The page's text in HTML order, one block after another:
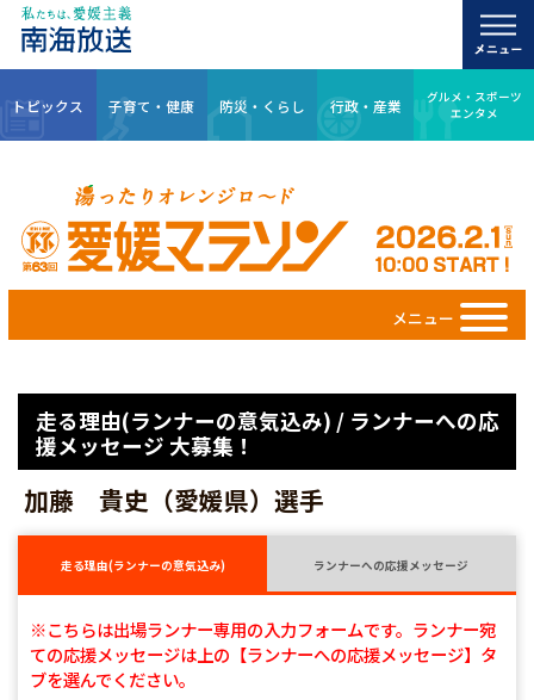
トピックス 子育て・健康 防災・くらし 行政・産業
グルメ・スポーツ
エンタメ
メニュー
走る理由(ランナーの意気込み) / ランナーへの応
援メッセージ 大募集！
加藤 貴史（愛媛県）選手
走る理由(ランナーの意気込み) ランナーへの応援メッセージ
※こちらは出場ランナー専用の入力フォームです。ランナー宛
ての応援メッセージは上の【ランナーへの応援メッセージ】タ
ブを選んでください。